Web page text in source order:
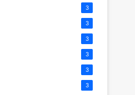
3
3
3
3
3
3